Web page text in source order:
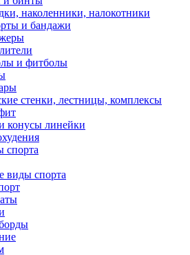
наколенники, налокотники
и бандажи
и фитболы
стенки, лестницы, комплексы
конусы линейки
спорта
виды спорта